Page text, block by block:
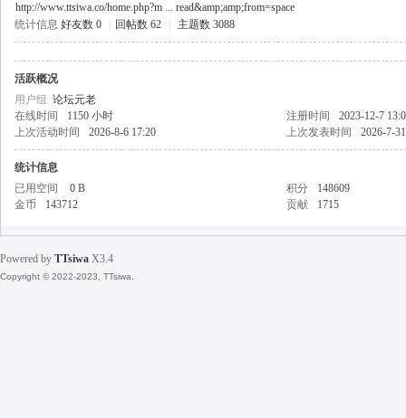
http://www.ttsiwa.co/home.php?m ... read&amp;amp;from=space
统计信息 好友数 0 回帖数 62 主题数 3088
活跃概况
用户组 论坛元老
在线时间
1150 小时 注册时间
2023-12-7
上次活动时间
2026-8-6 17:20 上次发表时间 2026-7-
统计信息
已用空间
0 B 积分
148609
金币
143712 贡献 1715
Powered by TTsiwa X3.4
Copyright © 2022-2023, TTsiwa.